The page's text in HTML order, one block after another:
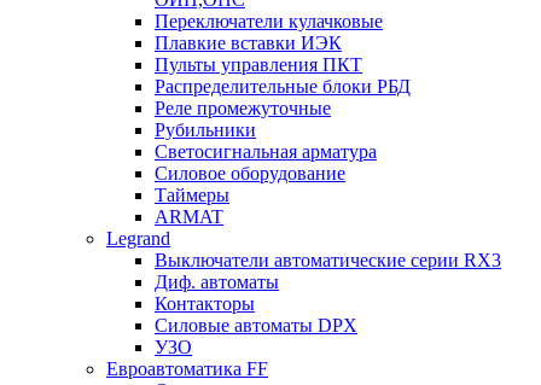
Переключатели кулачковые
Плавкие вставки ИЭК
Пульты управления ПКТ
Распределительные блоки РБД
Реле промежуточные
Рубильники
Светосигнальная арматура
Силовое оборудование
Таймеры
ARMAT
Legrand
Выключатели автоматические серии RX3
Диф. автоматы
Контакторы
Силовые автоматы DPX
УЗО
Евроавтоматика FF